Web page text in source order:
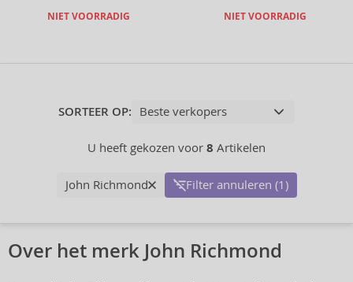
NIET VOORRADIG NIET VOORRADIG
SORTEER OP:
U heeft gekozen voor 8 Artikelen
John Richmond Filter annuleren (1)
Over het merk John Richmond